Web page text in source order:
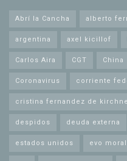
Abrí la Cancha alberto
argentina axel kicillof
Carlos Aira CGT China
Coronavirus corriente
cristina fernandez de
despidos deuda externa
estados unidos evo